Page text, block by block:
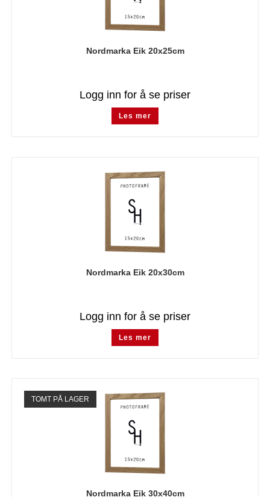
Nordmarka Eik 20x25cm
Logg inn for å se priser
Les mer
Nordmarka Eik 20x30cm
Logg inn for å se priser
Les mer
TOMT PÅ LAGER
Nordmarka Eik 30x40cm